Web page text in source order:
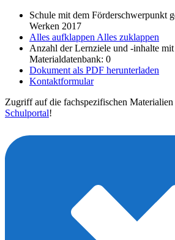
Schule mit dem Förderschwerpunkt
Werken 2017
Alles aufklappen Alles zuklappen
Anzahl der Lernziele und -inhalte
Materialdatenbank: 0
Dokument als PDF herunterladen
Kontaktformular
Zugriff auf die fachspezifischen Materialien
Schulportal!